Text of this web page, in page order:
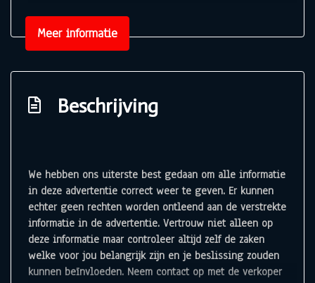
Overige
Anti blokkeer systeem
Passagiersairbag
Meer informatie
Beschrijving
We hebben ons uiterste best gedaan om alle informatie
in deze advertentie correct weer te geven. Er kunnen
echter geen rechten worden ontleend aan de verstrekte
informatie in de advertentie. Vertrouw niet alleen op
deze informatie maar controleer altijd zelf de zaken
welke voor jou belangrijk zijn en je beslissing zouden
kunnen beïnvloeden. Neem contact op met de verkoper